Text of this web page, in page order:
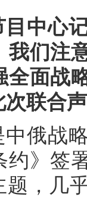
中心
我们注
全面战
联合
俄战
约》签
题，几